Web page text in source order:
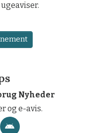
Nyheder
og e-avis.